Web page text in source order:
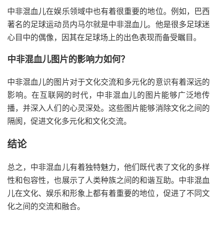
中非混血儿在娱乐领域中也有着很重要的地位。例如，巴西
著名的足球运动员内马尔就是中非混血儿。他是很多足球迷
心目中的偶像，因其在足球场上的出色表现而备受瞩目。
中非混血儿图片的影响力如何？
中非混血儿的图片对于文化交流和多元化的意识有着深远的
影响。在互联网的时代，中非混血儿的图片能够广泛地传
播，并深入人们的心灵深处。这些图片能够消除文化之间的
隔阂，促进文化多元化和文化交流。
结论
总之，中非混血儿有着独特魅力，他们既代表了文化的多样
性和包容性，也展示了人类种族之间的和谐互助。中非混血
儿在文化、娱乐和形象上都有着重要的地位，促进了不同文
化之间的交流和融合。